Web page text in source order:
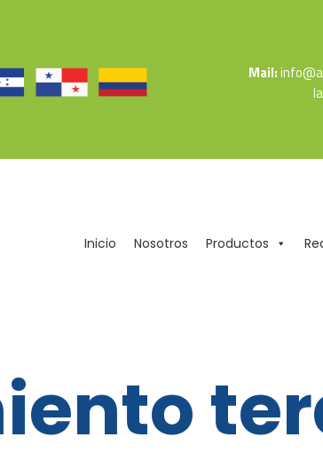
Mail:
Inicio Nosotros Productos